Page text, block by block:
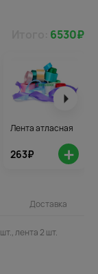
6530₽
Лента атласная
263₽ +
Доставка
лента 2 шт.